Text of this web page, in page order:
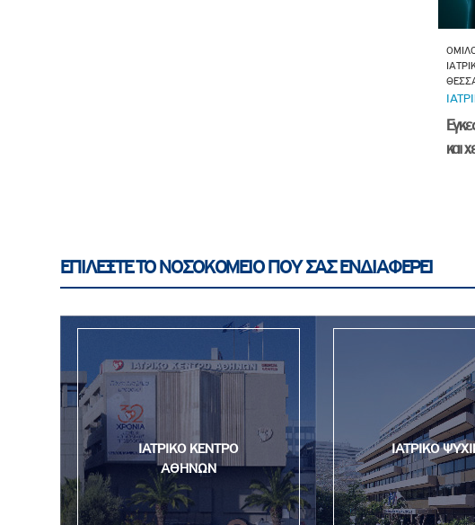
και
ΕΠΙΛΕΞΤΕ ΤΟ ΝΟΣΟΚΟΜΕΙΟ ΠΟΥ ΣΑΣ ΕΝΔΙΑΦΕΡΕΙ
ΙΑΤΡΙΚΟ ΚΕΝΤΡΟ
ΑΘΗΝΩΝ
ΙΑΤΡΙΚΟ